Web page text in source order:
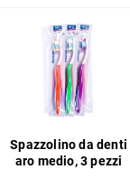
Spazzolino da denti
aro medio, 3 pezzi